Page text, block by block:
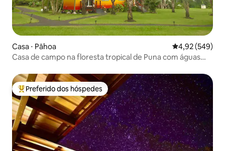
Casa ⋅ Pāhoa 4,92 de uma
4,92 (549)
Casa de campo na floresta tropical de Puna com águas
Entre os melhores preferidos dos hóspedes
Preferido dos hóspedes